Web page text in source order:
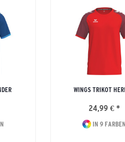
WINGS TRIKOT
24,99 € *
IN 9